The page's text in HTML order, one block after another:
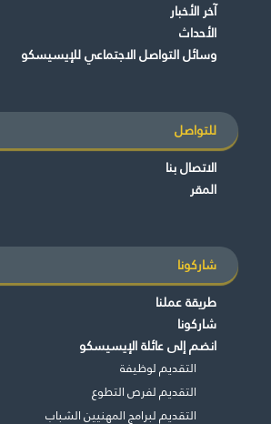
آخر الأخبار
الأحداث
وسائل التواصل الاجتماعي للإيسيسكو
للتواصل
الاتصال بنا
المقر
شاركونا
طريقة عملنا
شاركونا
انضم إلى عائلة الإيسيسكو
التقديم لوظيفة
التقديم لفرص التطوع
التقديم لبرامج المهنيين الشباب